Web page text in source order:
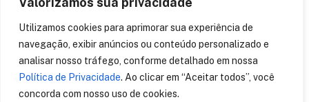
Utilizamos cookies para aprimorar sua experiência de
navegação, exibir anúncios ou conteúdo personalizado e
analisar nosso tráfego, conforme detalhado em nossa
Política de Privacidade. Ao clicar em “Aceitar todos”, você
concorda com nosso uso de cookies.
05
12
AGO
13BLOCKCHAIN RIO 2026